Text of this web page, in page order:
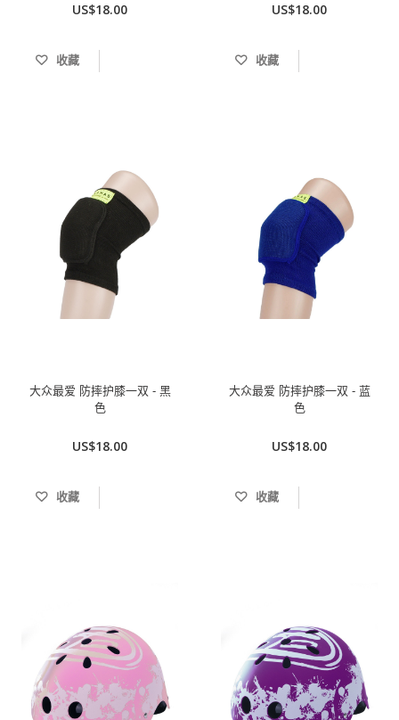
US$18.00
收藏
US$18.00
收藏
大众最爱 防摔护膝一双 - 黑
色
US$18.00
收藏
大众最爱 防摔护膝一双 - 蓝
色
US$18.00
收藏